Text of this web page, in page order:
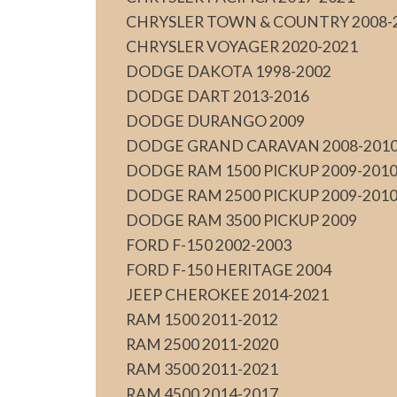
CHRYSLER TOWN & COUNTRY
CHRYSLER VOYAGER 2020-2021
DODGE DAKOTA 1998-2002
DODGE DART 2013-2016
DODGE DURANGO 2009
DODGE GRAND CARAVAN 2008-
DODGE RAM 1500 PICKUP 2009-2010
DODGE RAM 2500 PICKUP 2009-2010
DODGE RAM 3500 PICKUP 2009
FORD F-150 2002-2003
FORD F-150 HERITAGE 2004
JEEP CHEROKEE 2014-2021
RAM 1500 2011-2012
RAM 2500 2011-2020
RAM 3500 2011-2021